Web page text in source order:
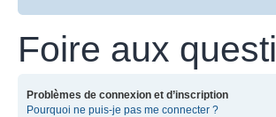
Foire aux
Problèmes de connexion et d’inscription
Pourquoi ne puis-je pas me connecter ?